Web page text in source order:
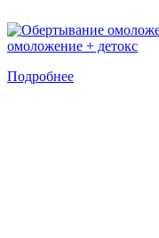
омоложение + детокс
Подробнее